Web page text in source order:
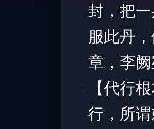
封，把
服此丹
章，李
【代行
行，所